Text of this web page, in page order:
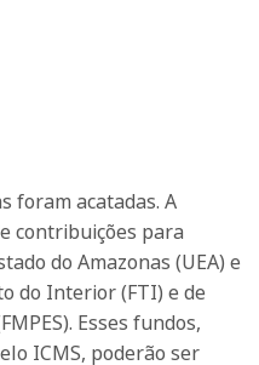
foram acatadas. A
contribuições para
do Amazonas (UEA) e
do Interior (FTI) e de
Esses fundos,
ICMS, poderão ser